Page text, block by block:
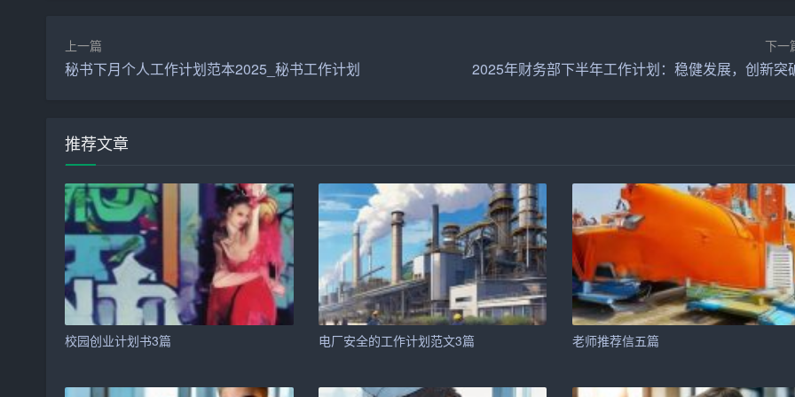
1. 产品
（2）生日蛋糕：与知名蛋糕店合作，提供高品质的生日蛋糕。
（3）生日装饰：提供生日派对所需的装饰品，如气球、彩带、横幅等。
2. 服务
（1）个性化定制：根据客户需求，提供个性化定制服务。
（2）一站式购物：提供从礼品挑选、包装、配送等一站式服务。
（3）生日策划：为客户提供生日派对策划、布置、摄影等服务。
四、营销策略
上一篇
秘书下月个人工作计划范本2025_秘书工作计划
下一
2025年财务部下半年工作计划：稳健发展，创新突
推荐文章
校园创业计划书3篇 电厂安全的工作计划范文3篇 老师推荐信五篇